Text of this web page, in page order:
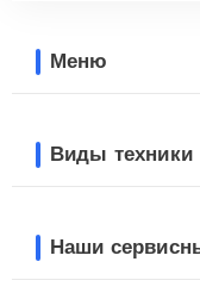
Меню
Виды техники
Наши